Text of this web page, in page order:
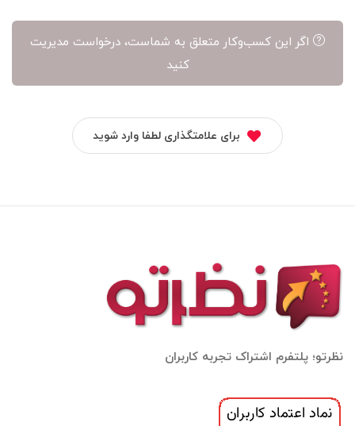
اگر این کسب‌وکار متعلق به شماست، درخواست مدیریت
کنید
برای علامتگذاری لطفا وارد شوید
نظرتو؛ پلتفرم اشتراک تجربه کاربران